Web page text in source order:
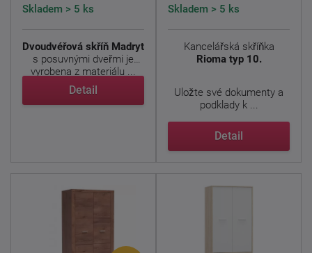
Skladem > 5 ks
Dvoudvéřová skříň Madryt
s posuvnými dveřmi je
vyrobena z materiálu ...
Detail
Skladem > 5 ks
Kancelářská skříňka
Rioma typ 10.
Uložte své dokumenty a
podklady k ...
Detail